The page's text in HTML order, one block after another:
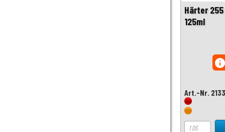
Härter
125ml
Art.-Nr.